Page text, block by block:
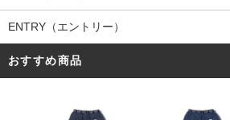
ENTRY（エントリー）
おすすめ商品